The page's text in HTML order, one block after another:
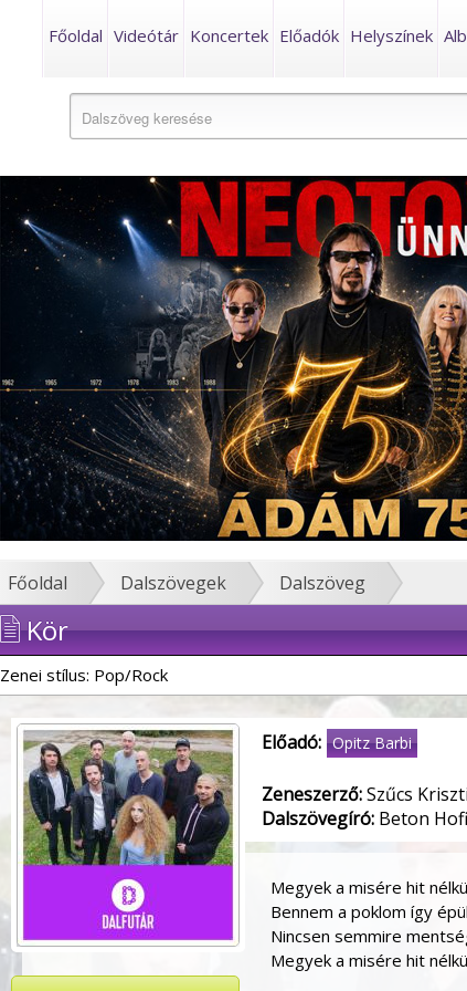
Főoldal Videótár Koncertek Előadók Helyszínek
Főoldal Dalszövegek Dalszöveg
Kör
Zenei stílus: Pop/Rock
Előadó: Opitz Barbi
Zeneszerző:Szűcs
Dalszövegíró: Beton Hofi
Megyek a misére hit
Bennem a poklom így épül
Nincsen semmire
Megyek a misére hit